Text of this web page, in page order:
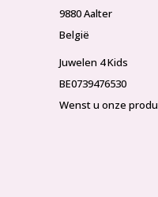
9880 Aalter
België
Juwelen 4 Kids
BE0739476530
Wenst u onze